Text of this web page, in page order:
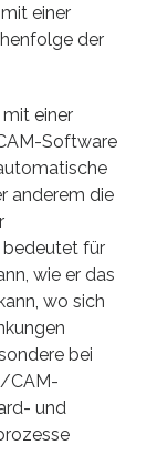
einer
der
einer
Software
anderem die
bedeutet für
wie er das
wo sich
bei
CAM-
und